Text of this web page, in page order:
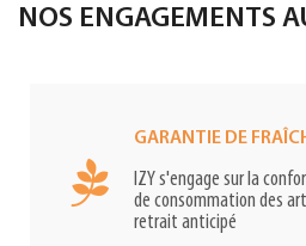
NOS ENGAGEMENTS
GARANTIE DE
IZY s'engage sur la
de consommation des
retrait anticipé